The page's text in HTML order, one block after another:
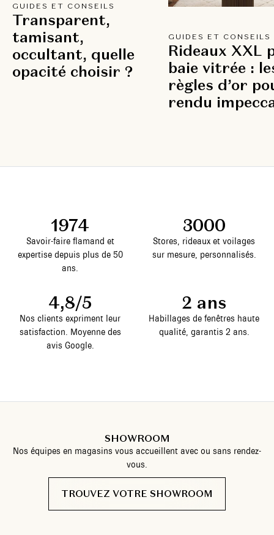
GUIDES ET CONSEILS
Transparent,
tamisant,
occultant, quelle
opacité choisir ?
GUIDES ET CONSEILS
Rideaux XXL
baie vitrée :
règles d’or
rendu
1974
Savoir-faire flamand et
expertise depuis plus de 50
ans.
3000
Stores, rideaux et voilages
sur mesure, personnalisés.
4,8/5
Nos clients expriment leur
satisfaction. Moyenne des
avis Google.
2 ans
Habillages de fenêtres haute
qualité, garantis 2 ans.
SHOWROOM
Nos équipes en magasins vous accueillent avec ou sans rendez-
vous.
TROUVEZ VOTRE SHOWROOM